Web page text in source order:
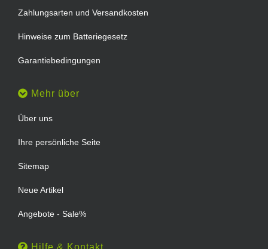
Zahlungsarten und Versandkosten
Hinweise zum Batteriegesetz
Garantiebedingungen
Mehr über
Über uns
Ihre persönliche Seite
Sitemap
Neue Artikel
Angebote - Sale%